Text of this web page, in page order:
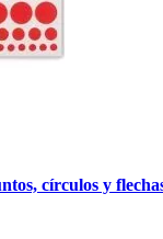
círculos y